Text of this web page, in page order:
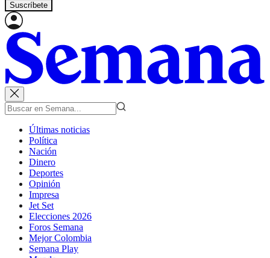
Suscríbete
Últimas noticias
Política
Nación
Dinero
Deportes
Opinión
Impresa
Jet Set
Elecciones 2026
Foros Semana
Mejor Colombia
Semana Play